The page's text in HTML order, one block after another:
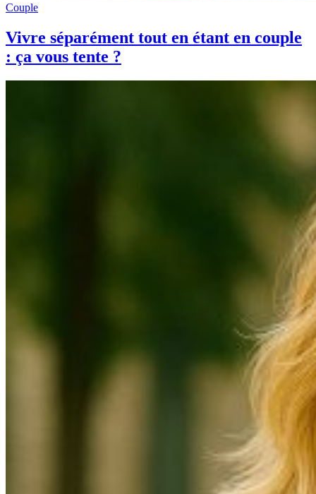
Couple
Vivre séparément tout en étant en couple
: ça vous tente ?